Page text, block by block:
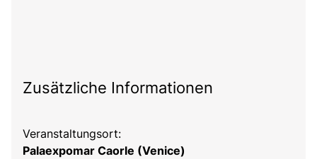
Zusätzliche Informationen
Veranstaltungsort:
Palaexpomar Caorle (Venice)